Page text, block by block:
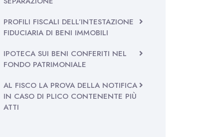
PROFILI FISCALI DELL’INTESTAZIONE
FIDUCIARIA DI BENI IMMOBILI
IPOTECA SUI BENI CONFERITI NEL
FONDO PATRIMONIALE
AL FISCO LA PROVA DELLA NOTIFICA
IN CASO DI PLICO CONTENENTE PIÙ
ATTI